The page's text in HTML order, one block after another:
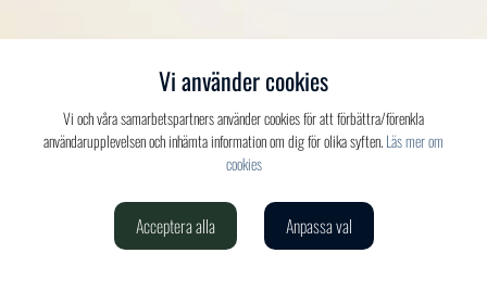
020-150 520
Vi använder cookies
Vi och våra samarbetspartners använder cookies för att förbättra/förenkla
användarupplevelsen och inhämta information om dig för olika syften.Läs mer om
cookies
Acceptera alla Anpassa val